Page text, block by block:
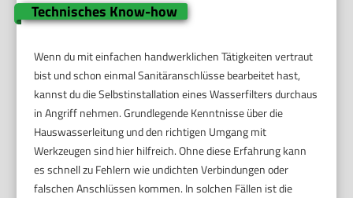
Technisches Know-how
Wenn du mit einfachen handwerklichen Tätigkeiten vertraut
bist und schon einmal Sanitäranschlüsse bearbeitet hast,
kannst du die Selbstinstallation eines Wasserfilters durchaus
in Angriff nehmen. Grundlegende Kenntnisse über die
Hauswasserleitung und den richtigen Umgang mit
Werkzeugen sind hier hilfreich. Ohne diese Erfahrung kann
es schnell zu Fehlern wie undichten Verbindungen oder
falschen Anschlüssen kommen. In solchen Fällen ist die